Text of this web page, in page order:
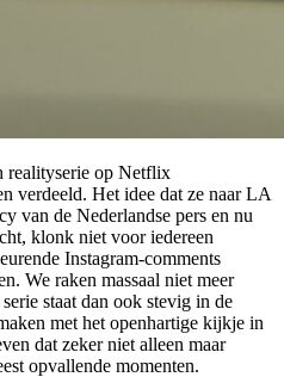
realityserie op Netflix
verdeeld. Het idee dat ze naar LA
van de Nederlandse pers en nu
klonk niet voor iedereen
Instagram-comments
We raken massaal niet meer
staat dan ook stevig in de
met het openhartige kijkje in
dat zeker niet alleen maar
opvallende momenten.